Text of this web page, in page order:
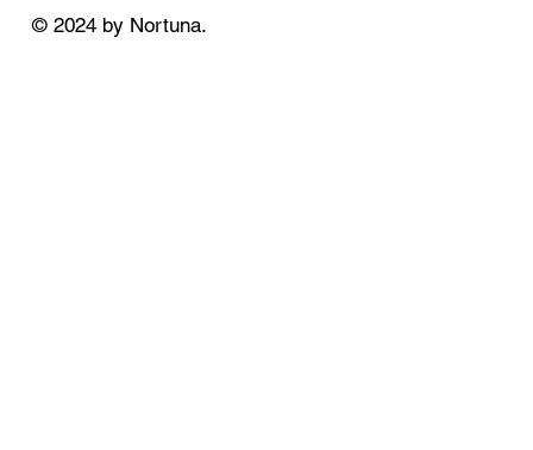
© 2024 by Nortuna.